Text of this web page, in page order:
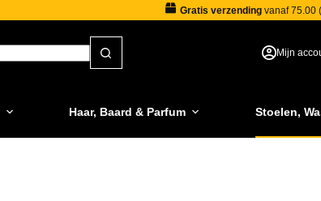
Gratis verzendingvanaf 75.00
Mijn
Haar, Baard & Parfum Stoelen,